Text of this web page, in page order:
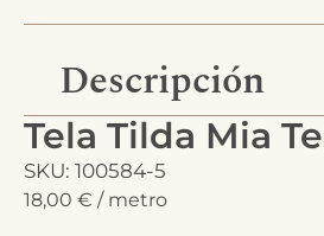
Descripción
Tela Tilda Mia
SKU: 100584-5
18,00 € / metro